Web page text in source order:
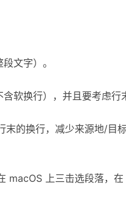
文字）。
软换行），并且要考虑行
的换行，减少来源地/目
macOS 上三击选段落，